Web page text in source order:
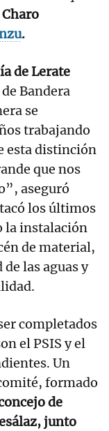
Charo
.
de Lerate
Bandera
se
trabajando
esta distinción
que nos
aseguró
los últimos
la instalación
de material,
las aguas y
completados
el PSIS y el
Un
formado
de
junto